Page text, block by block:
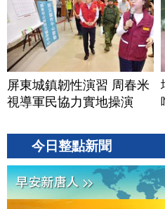
屏東城鎮韌性演習 周春米
視導軍民協力實地操演
今日整點新聞